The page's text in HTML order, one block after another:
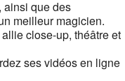
ainsi que des
meilleur magicien.
close-up, théâtre et
ses vidéos en ligne